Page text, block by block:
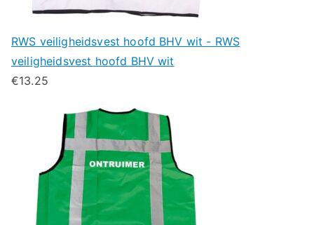
RWS veiligheidsvest hoofd BHV wit - RWS
veiligheidsvest hoofd BHV wit
€13.25